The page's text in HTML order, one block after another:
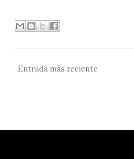
Entrada más reciente